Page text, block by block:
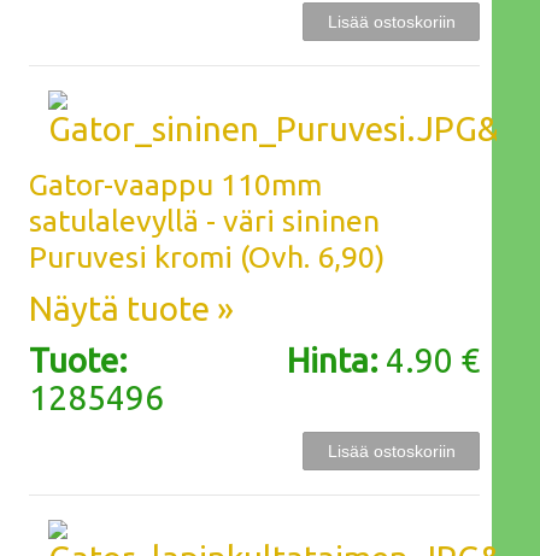
Gator-vaappu 110mm
satulalevyllä - väri sininen
Puruvesi kromi (Ovh. 6,90)
Näytä tuote »
Tuote:
1285496
Hinta: 4.90 €